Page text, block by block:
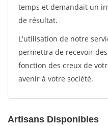
temps et demandait un
de résultat.
L'utilisation de notre
permettra de recevoir
fonction des creux de
avenir à votre société.
Artisans Disponibles